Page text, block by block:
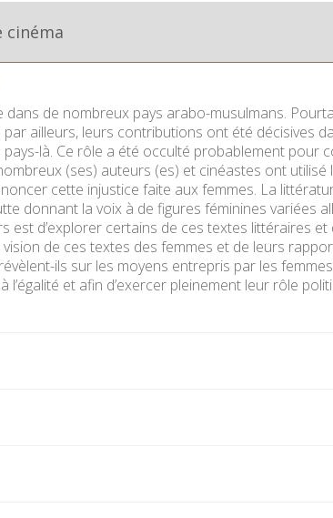
cinéma
dans de nombreux pays arabo-musulmans.
ailleurs, leurs contributions ont été décisives
là. Ce rôle a été occulté probablement pour
(ses) auteurs (es) et cinéastes ont utilisé
cette injustice faite aux femmes. La
donnant la voix à de figures féminines variées
d’explorer certains de ces textes littéraires et
de ces textes des femmes et de leurs
ils sur les moyens entrepris par les
et afin d’exercer pleinement leur rôle